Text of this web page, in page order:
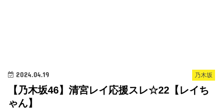
乃木坂
2024.04.19
【乃木坂46】清宮レイ応援スレ☆22【レイち
ゃん】